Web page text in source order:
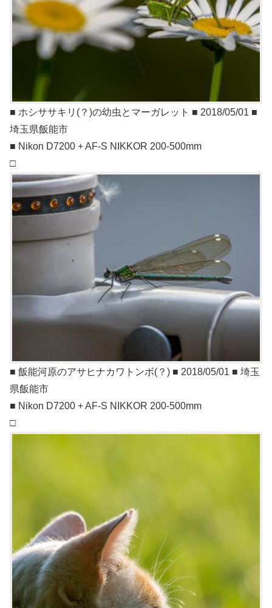
■ ホシササキリ(？)の幼虫とマーガレット ■ 2018/05/01 ■
埼玉県飯能市
■ Nikon D7200 + AF-S NIKKOR 200-500mm
□
■ 飯能河原のアサヒナカワトンボ(？) ■ 2018/05/01 ■ 埼玉
県飯能市
■ Nikon D7200 + AF-S NIKKOR 200-500mm
□